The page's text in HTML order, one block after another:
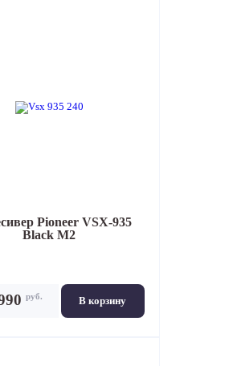
Pioneer VSX-935
Black M2
В корзину
руб.